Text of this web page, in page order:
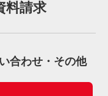
料請求
合わせ・その他